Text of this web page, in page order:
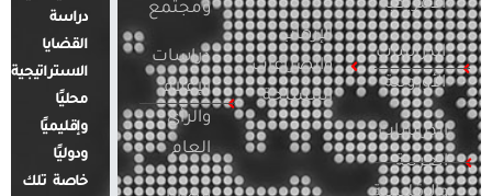
الأمريكية
الدراسات
الأوروبية
الدراسات
العربية
الإرهاب
والصراعات
المسلحة
ومجتمع
دراسات
الإعلام
والرأي
العام
دراسة
القضايا
الاستراتيجية
محليًا
وإقليميًا
ودوليًا
خاصة تلك